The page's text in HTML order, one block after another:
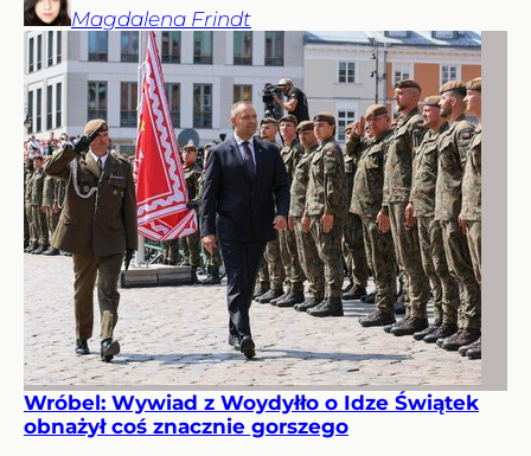
Magdalena Frindt
Wróbel: Wywiad z Woydyłło o Idze Świątek
obnażył coś znacznie gorszego